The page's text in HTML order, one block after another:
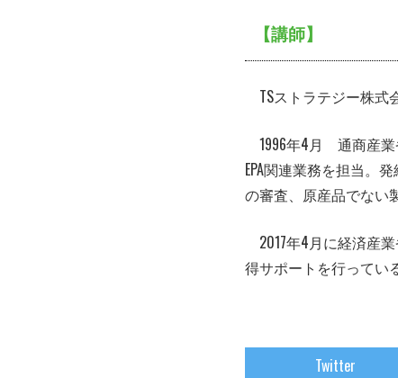
【講師】
TSストラテジー株
1996年4月 通商産業
EPA関連業務を担当。
の審査、原産品でない
2017年4月に経済産
得サポートを行ってい
Twitter